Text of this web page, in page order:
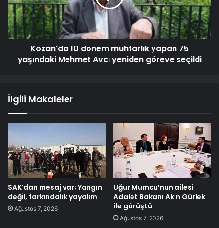
Kozan'da 10 dönem muhtarlık yapan 75
yaşındaki Mehmet Avcı yeniden göreve seçildi
İlgili Makaleler
SAK’dan mesaj var; Yangın
değil, farkındalık yayalım
Ağustos 7, 2026
Uğur Mumcu’nun ailesi
Adalet Bakanı Akın Gürlek
ile görüştü
Ağustos 7, 2026